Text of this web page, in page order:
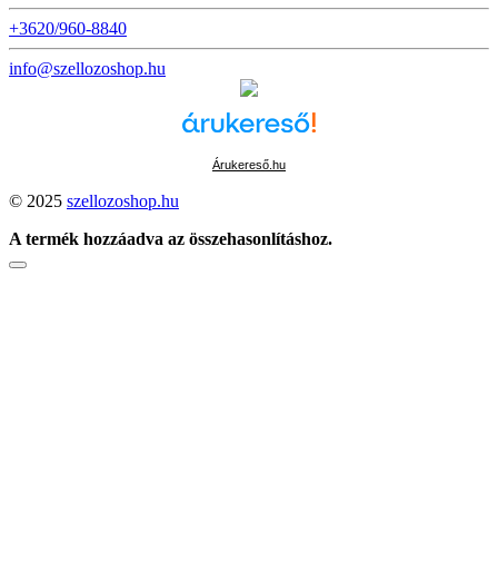
+3620/960-8840
info@szellozoshop.hu
Árukereső.hu
© 2025 szellozoshop.hu
A termék hozzáadva az összehasonlításhoz.